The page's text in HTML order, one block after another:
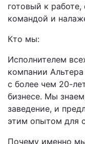
готовый к
командой и
Кто мы:
Исполнителем
компании
с более чем 20-
бизнесе. Мы
заведение, и
этим опытом для
Почему именно